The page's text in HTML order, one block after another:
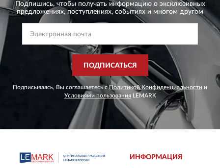
Подпишись, чтобы получать информацию о эксклюзивных
предложениях, поступлениях, событиях и многом другом
ПОДПИСАТЬСЯ
Подписываясь, Вы соглашаетесь сПолитикой Конфиденциальности и
Условиями пользования LEMARK
ИНФОРМАЦИЯ